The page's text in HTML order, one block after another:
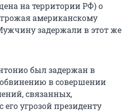
на территории РФ) о
американскому
задержали в этот же
был задержан в
в совершении
связанных,
угрозой президенту